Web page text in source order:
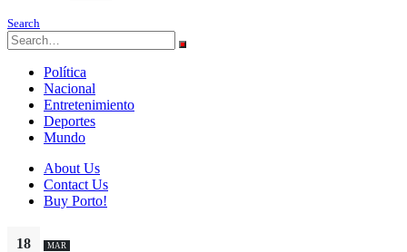
Search
Política
Nacional
Entretenimiento
Deportes
Mundo
About Us
Contact Us
Buy Porto!
18 MAR